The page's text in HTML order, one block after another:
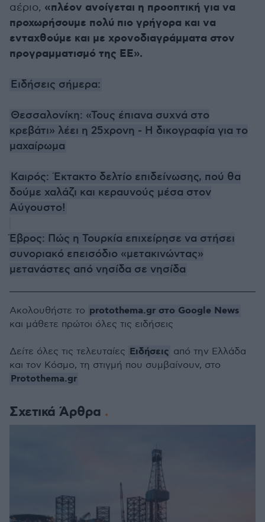
αέριο, «πλέον ανοίγεται η προοπτική για να
προχωρήσουμε πολύ πιο γρήγορα και να
ενταχθούμε και με χρονοδιαγράμματα στον
προγραμματισμό της ΕΕ».
Ειδήσεις σήμερα:
Θεσσαλονίκη: «Τους έπιανα συχνά στο
κρεβάτι» λέει η 25χρονη - Η δικογραφία για το
μαχαίρωμα
Καιρός: Έκτακτο δελτίο επιδείνωσης, πού θα
δούμε χαλάζι και κεραυνούς μέσα στον
Αύγουστο!
Έβρος: Πώς η Τουρκία επιχείρησε να στήσει
συνοριακό επεισόδιο «μετακινώντας»
μετανάστες από νησίδα σε νησίδα
Σχετικά Άρθρα
Ακολουθήστε το protothema.gr στο Google News
και μάθετε πρώτοι όλες τις ειδήσεις
Δείτε όλες τις τελευταίες Ειδήσεις από την Ελλάδα
και τον Κόσμο, τη στιγμή που συμβαίνουν, στο
Protothema.gr